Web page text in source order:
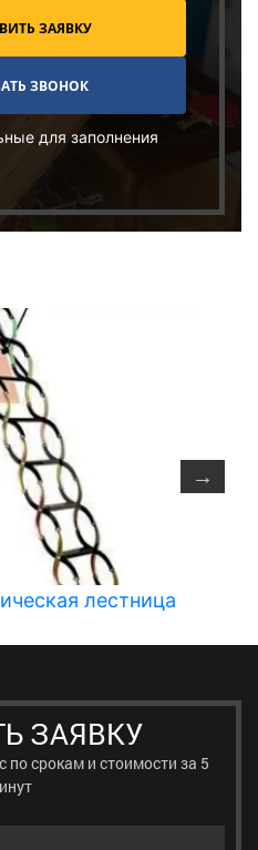
ЗАЯВКУ
ЗВОНОК
для заполнения
лестница
ЗАЯВКУ
срокам и стоимости за 5